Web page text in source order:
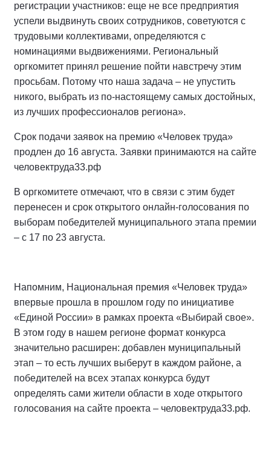
регистрации участников: еще не все предприятия
успели выдвинуть своих сотрудников, советуются с
трудовыми коллективами, определяются с
номинациями выдвижениями. Региональный
оргкомитет принял решение пойти навстречу этим
просьбам. Потому что наша задача – не упустить
никого, выбрать из по-настоящему самых достойных,
из лучших профессионалов региона».
Срок подачи заявок на премию «Человек труда»
продлен до 16 августа. Заявки принимаются на сайте
человектруда33.рф
В оргкомитете отмечают, что в связи с этим будет
перенесен и срок открытого онлайн-голосования по
выборам победителей муниципального этапа премии
– с 17 по 23 августа.
Напомним, Национальная премия «Человек труда»
впервые прошла в прошлом году по инициативе
«Единой России» в рамках проекта «Выбирай свое».
В этом году в нашем регионе формат конкурса
значительно расширен: добавлен муниципальный
этап – то есть лучших выберут в каждом районе, а
победителей на всех этапах конкурса будут
определять сами жители области в ходе открытого
голосования на сайте проекта – человектруда33.рф.